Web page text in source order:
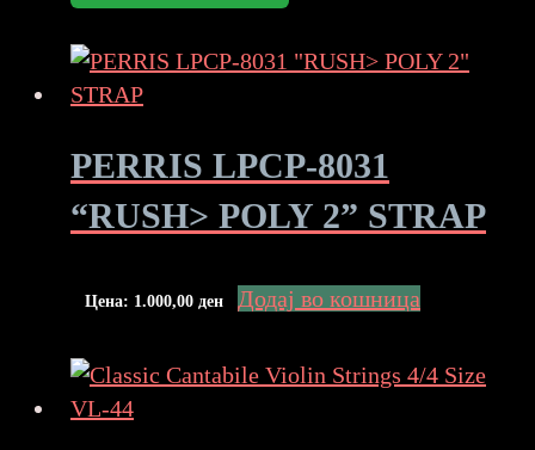
PERRIS LPCP-8031
“RUSH> POLY 2” STRAP
Цена: 1.000,00 ден Додај во кошница